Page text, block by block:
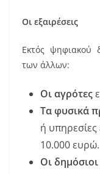
Οι εξαιρέσεις
Εκτός ψηφιακού
των άλλων:
Οι αγρότες
Τα φυσικά
ή υπηρεσίες
10.000 ευρώ.
Οι